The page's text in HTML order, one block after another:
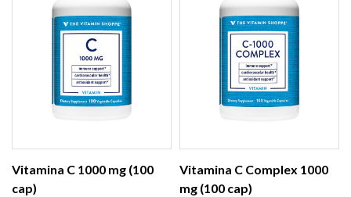
Vitamina C 1000 mg (100
cap)
Vitamina C Complex 1000
mg (100 cap)